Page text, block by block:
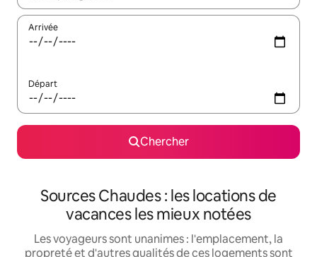
Arrivée
Départ
Chercher
Sources Chaudes : les locations de
vacances les mieux notées
Les voyageurs sont unanimes : l'emplacement, la
propreté et d'autres qualités de ces logements sont